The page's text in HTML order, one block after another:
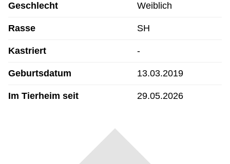
Geschlecht Weiblich
Rasse SH
Kastriert -
Geburtsdatum 13.03.2019
Im Tierheim seit 29.05.2026